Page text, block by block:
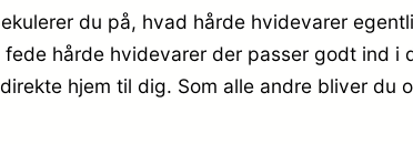
du på, hvad hårde hvidevarer
hårde hvidevarer der passer godt ind i
hjem til dig. Som alle andre bliver du